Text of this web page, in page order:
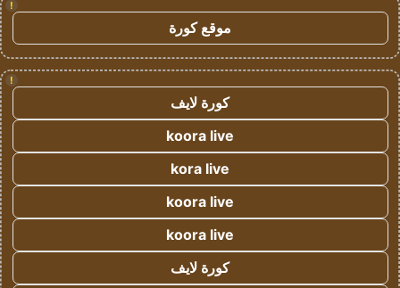
!
موقع كورة
!
كورة لايف
koora live
kora live
koora live
koora live
كورة لايف